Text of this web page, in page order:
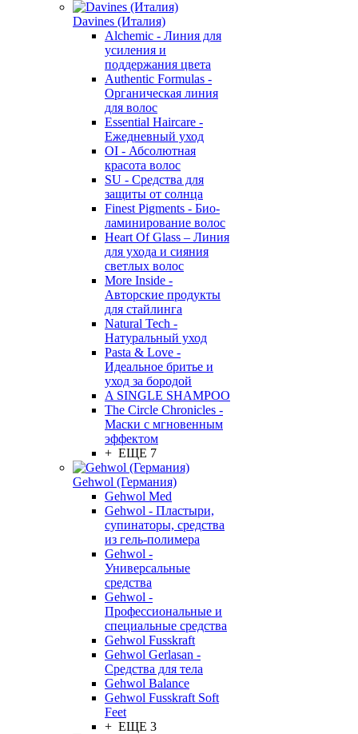
Davines (Италия)
Alchemic - Линия для
усиления и
поддержания цвета
Authentic Formulas -
Органическая линия
для волос
Essential Haircare -
Eжедневный уход
OI - Абсолютная
красота волос
SU - Средства для
защиты от солнца
Finest Pigments - Био-
ламинирование волос
Heart Of Glass – Линия
для ухода и сияния
светлых волос
More Inside -
Авторские продукты
для стайлинга
Natural Tech -
Натуральный уход
Pasta & Love -
Идеальное бритье и
уход за бородой
A SINGLE SHAMPOO
The Circle Chronicles -
Маски с мгновенным
эффектом
+ ЕЩЕ 7
Gehwol (Германия)
Gehwol Med
Gehwol - Пластыри,
супинаторы, средства
из гель-полимера
Gehwol -
Универсальные
средства
Gehwol -
Профессиональные и
специальные средства
Gehwol Fusskraft
Gehwol Gerlasan -
Средства для тела
Gehwol Balance
Gehwol Fusskraft Soft
Feet
+ ЕЩЕ 3